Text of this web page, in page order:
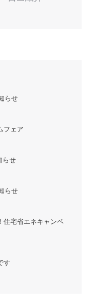
らせ
フェア
らせ
らせ
住宅省エネキャンペ
す